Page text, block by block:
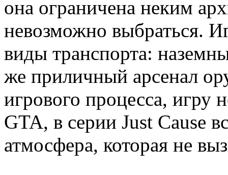
она ограничена неким
невозможно выбраться.
виды транспорта:
же приличный арсенал
игрового процесса, игру
GTA, в серии Just Cause
атмосфера, которая не